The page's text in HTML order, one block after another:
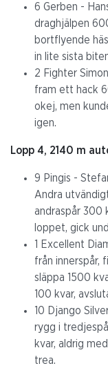
6 Gerben -
draghjälpen
bortflyende
in lite sista
2 Fighter
fram ett hack
okej, men
igen.
Lopp 4, 2140 m
9 Pingis -
Andra
andraspår 300
loppet, gick
1 Excellent
från innerspår,
släppa 1500
100 kvar,
10 Django
rygg i
kvar, aldrig
trea.